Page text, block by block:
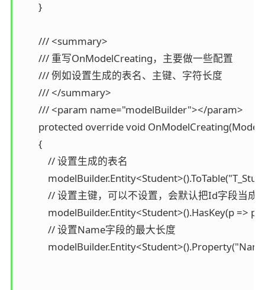
        }
        /// <summary>
        /// 重写OnModelCreating，主要做一些配置
        /// 例如设置生成的表名、主键、字符长度
        /// </summary>
        /// <param name="modelBuilder"></param>
protected override void
        {
            // 设置生成的表名
// 设置主键，可以不设置，会默认把Id字段当成
modelBuilder.Entity<Student>().HasKey(p =>
            // 设置Name字段的最大长度